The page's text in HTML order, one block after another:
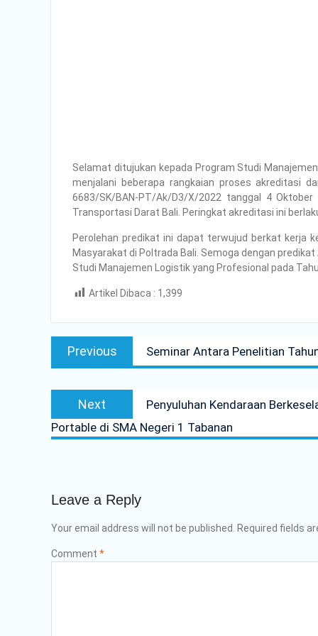
Selamat ditujukan kepada Program Studi
menjalani beberapa rangkaian proses akreditasi
6683/SK/BAN-PT/Ak/D3/X/2022 tanggal 4
Transportasi Darat Bali. Peringkat akreditasi ini
Perolehan predikat ini dapat terwujud berkat kerja
Masyarakat di Poltrada Bali. Semoga dengan
Studi Manajemen Logistik yang Profesional pada
Artikel Dibaca : 1,399
Post
navigation
Previous
post:
Seminar Antara Penelitian
Next
post:
Penyuluhan Kendaraan
Portable di SMA Negeri 1 Tabanan
Leave a Reply
Your email address will not be published. Required fields
Comment *